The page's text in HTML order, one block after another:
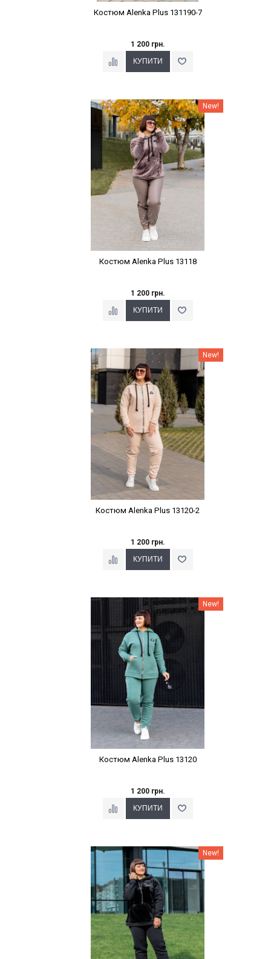
Костюм Alenka Plus 131190-7
1 200 грн.
Наклейки Варіант з % New!
Костюм Alenka Plus 13118
1 200 грн.
Наклейки Варіант з % New!
Костюм Alenka Plus 13120-2
1 200 грн.
Наклейки Варіант з % New!
Костюм Alenka Plus 13120
1 200 грн.
Наклейки Варіант з % New!